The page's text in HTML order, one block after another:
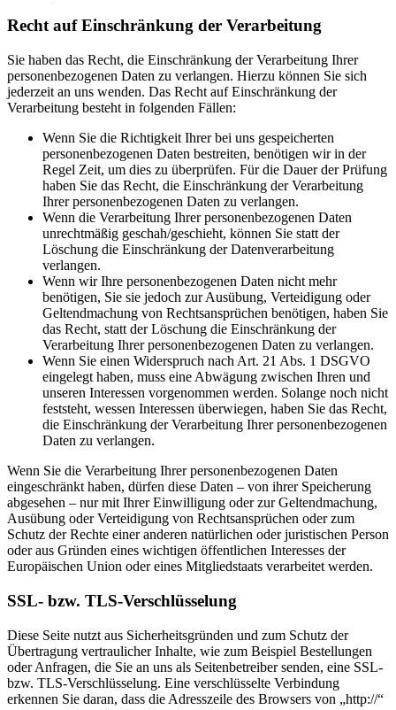
Recht auf Einschränkung der Verarbeitung
Sie haben das Recht, die Einschränkung der Verarbeitung Ihrer
personenbezogenen Daten zu verlangen. Hierzu können Sie sich
jederzeit an uns wenden. Das Recht auf Einschränkung der
Verarbeitung besteht in folgenden Fällen:
Wenn Sie die Richtigkeit Ihrer bei uns gespeicherten
personenbezogenen Daten bestreiten, benötigen wir in der
Regel Zeit, um dies zu überprüfen. Für die Dauer der Prüfung
haben Sie das Recht, die Einschränkung der Verarbeitung
Ihrer personenbezogenen Daten zu verlangen.
Wenn die Verarbeitung Ihrer personenbezogenen Daten
unrechtmäßig geschah/geschieht, können Sie statt der
Löschung die Einschränkung der Datenverarbeitung
verlangen.
Wenn wir Ihre personenbezogenen Daten nicht mehr
benötigen, Sie sie jedoch zur Ausübung, Verteidigung oder
Geltendmachung von Rechtsansprüchen benötigen, haben Sie
das Recht, statt der Löschung die Einschränkung der
Verarbeitung Ihrer personenbezogenen Daten zu verlangen.
Wenn Sie einen Widerspruch nach Art. 21 Abs. 1 DSGVO
eingelegt haben, muss eine Abwägung zwischen Ihren und
unseren Interessen vorgenommen werden. Solange noch nicht
feststeht, wessen Interessen überwiegen, haben Sie das Recht,
die Einschränkung der Verarbeitung Ihrer personenbezogenen
Daten zu verlangen.
Wenn Sie die Verarbeitung Ihrer personenbezogenen Daten
eingeschränkt haben, dürfen diese Daten – von ihrer Speicherung
abgesehen – nur mit Ihrer Einwilligung oder zur Geltendmachung,
Ausübung oder Verteidigung von Rechtsansprüchen oder zum
Schutz der Rechte einer anderen natürlichen oder juristischen Person
oder aus Gründen eines wichtigen öffentlichen Interesses der
Europäischen Union oder eines Mitgliedstaats verarbeitet werden.
SSL- bzw. TLS-Verschlüsselung
Diese Seite nutzt aus Sicherheitsgründen und zum Schutz der
Übertragung vertraulicher Inhalte, wie zum Beispiel Bestellungen
oder Anfragen, die Sie an uns als Seitenbetreiber senden, eine SSL-
bzw. TLS-Verschlüsselung. Eine verschlüsselte Verbindung
erkennen Sie daran, dass die Adresszeile des Browsers von „http://“